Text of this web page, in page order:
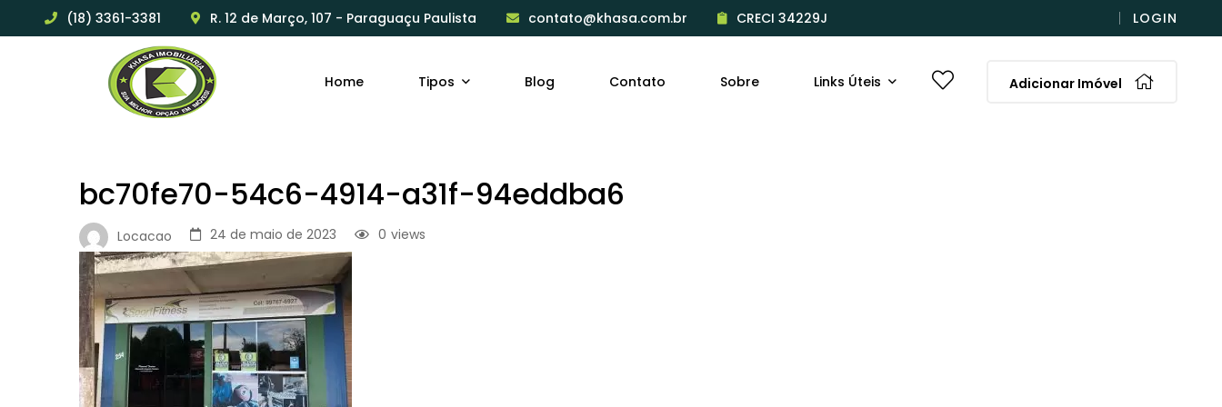
(18) 3361-3381 R. 12 de Março, 107 - Paraguaçu Paulista contato@khasa.com.br CRECI 34229J LOGIN
Home Tipos Blog Contato Sobre Links Úteis Adicionar Imóvel
bc70fe70-54c6-4914-a31f-94eddba6
Locacao 24 de maio de 2023 views
0